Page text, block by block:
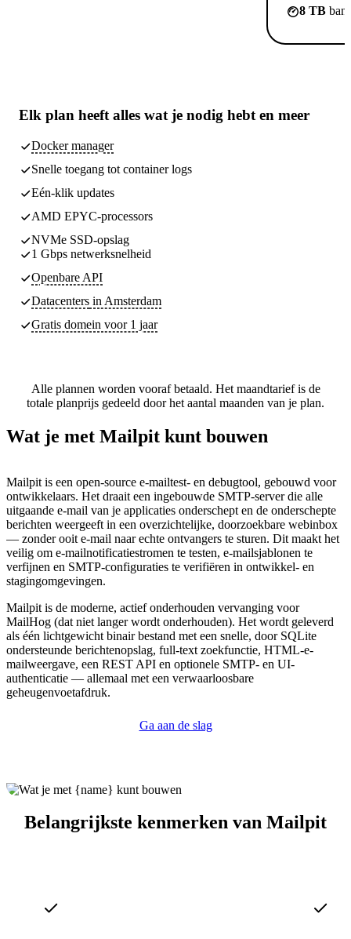
8 TB
Elk plan heeft alles wat je nodig hebt en meer
Docker manager
Snelle toegang tot container logs
Eén-klik updates
AMD EPYC-processors
NVMe SSD-opslag
1 Gbps netwerksnelheid
Openbare API
Datacenters in Amsterdam
Gratis domein voor 1 jaar
Alle plannen worden vooraf betaald. Het maandtarief is de
totale planprijs gedeeld door het aantal maanden van je plan.
Wat je met Mailpit kunt bouwen
Mailpit is een open-source e-mailtest- en debugtool, gebouwd voor
ontwikkelaars. Het draait een ingebouwde SMTP-server die alle
uitgaande e-mail van je applicaties onderschept en de onderschepte
berichten weergeeft in een overzichtelijke, doorzoekbare webinbox
— zonder ooit e-mail naar echte ontvangers te sturen. Dit maakt het
veilig om e-mailnotificatiestromen te testen, e-mailsjablonen te
verfijnen en SMTP-configuraties te verifiëren in ontwikkel- en
stagingomgevingen.
Mailpit is de moderne, actief onderhouden vervanging voor
MailHog (dat niet langer wordt onderhouden). Het wordt geleverd
als één lichtgewicht binair bestand met een snelle, door SQLite
ondersteunde berichtenopslag, full-text zoekfunctie, HTML-e-
mailweergave, een REST API en optionele SMTP- en UI-
authenticatie — allemaal met een verwaarloosbare
geheugenvoetafdruk.
Ga aan de slag
Belangrijkste kenmerken van Mailpit